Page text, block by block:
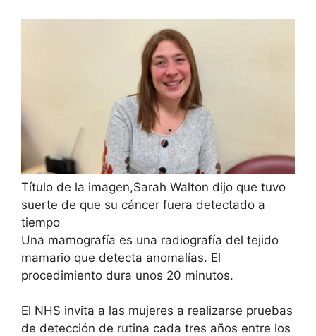
Título de la imagen,Sarah Walton dijo que tuvo
suerte de que su cáncer fuera detectado a
tiempo
Una mamografía es una radiografía del tejido
mamario que detecta anomalías. El
procedimiento dura unos 20 minutos.
El NHS invita a las mujeres a realizarse pruebas
de detección de rutina cada tres años entre los